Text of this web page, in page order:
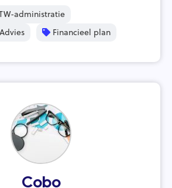
administratie
Financieel plan
Cobo